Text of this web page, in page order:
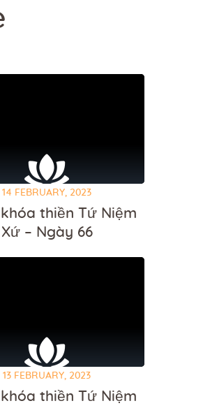
14 FEBRUARY, 2023
thiền Tứ Niệm
Xứ – Ngày 66
13 FEBRUARY, 2023
thiền Tứ Niệm